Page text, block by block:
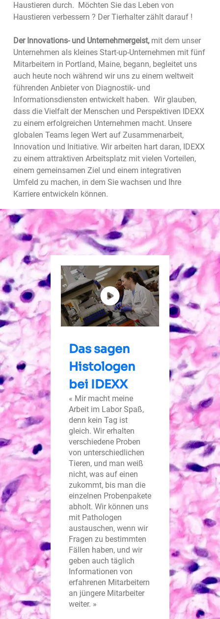
Haustieren durch. Möchten Sie das Leben von
Haustieren verbessern ? Der Tierhalter zählt darauf !
Der Innovations- und Unternehmergeist,mit dem unser
Unternehmen als kleines Start-up-Unternehmen mit fünf
Mitarbeitern in Portland, Maine, begann, begleitet uns
auch heute noch während wir uns zu einem weltweit
führenden Anbieter von Diagnostik- und
Informationsdiensten entwickelt haben. Wir glauben,
dass die Vielfalt der Menschen und Perspektiven IDEXX
zu einem erfolgreichen Unternehmen macht. Unsere
globalen Teams legen Wert auf Zusammenarbeit,
Innovation und Initiative. Wir arbeiten hart daran, IDEXX
zu einem attraktiven Arbeitsplatz mit vielen Vorteilen,
einem gemeinsamen Ziel und einem integrativen
Umfeld zu machen, in dem Sie wachsen und Ihre
Karriere entwickeln können.
Das sagen
Histologen
bei IDEXX
« Mir macht meine
Arbeit im Labor Spaß,
denn kein Tag ist
gleich. Wir erhalten
verschiedene Proben
von unterschiedlichen
Tieren, und man weiß
nicht, was auf einen
zukommt, bis man die
einzelnen Probenpakete
abholt. Wir können uns
mit Pathologen
austauschen, wenn wir
Fragen zu bestimmten
Fällen haben, und wir
geben auch täglich
Informationen von
erfahrenen Mitarbeitern
an jüngere Mitarbeiter
weiter. »